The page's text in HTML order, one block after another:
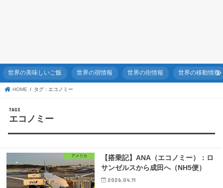
世界の美味しいご飯 世界の宿情報 世界の街情報 世界の移動情報
HOME タグ : エコノミー
エコノミー
アメリカ
【搭乗記】ANA（エコノミー）：ロ
サンゼルスから成田へ（NH5便）
2026.04.11